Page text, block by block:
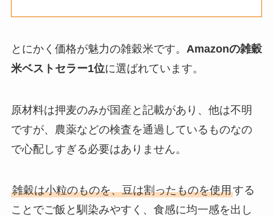
とにかく価格が魅力の雑穀米です。 Amazonの雑穀
米ベストセラー1位に選ばれています。
原材料は押麦のみが国産と記載があり、他は不明
ですが、農薬などの検査を通過しているものなの
で心配しすぎる必要はありません。
雑穀は小粒のものを、豆は割ったものを使用する
ことでご飯と馴染みやすく、食感に均一感を出し